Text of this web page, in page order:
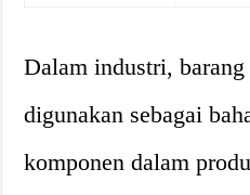
Dalam industri,
digunakan sebagai
komponen dalam